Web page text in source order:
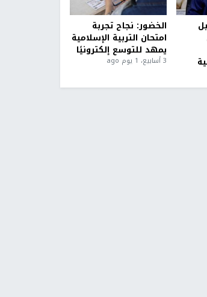
الخضور: نجاح تجربة
امتحان التربية الإسلامية
يمهد للتوسع إلكترونيًا
3 أسابيع، 1 يوم ago